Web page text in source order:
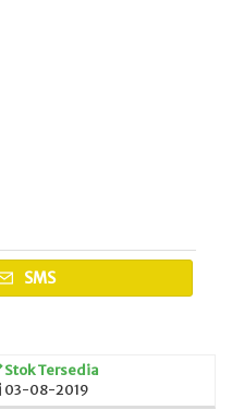
SMS
Stok Tersedia
03-08-2019